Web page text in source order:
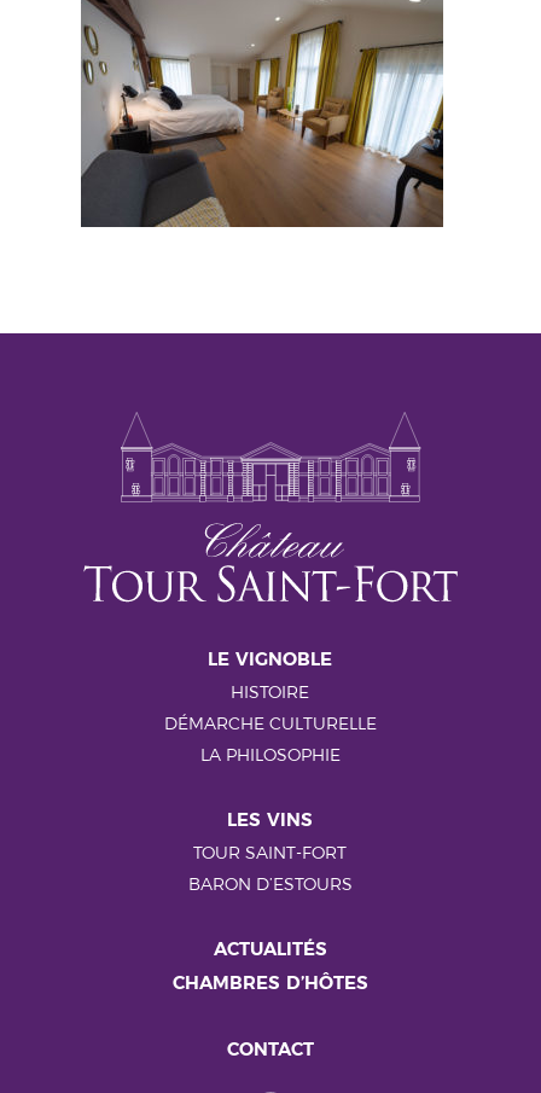
LE VIGNOBLE
HISTOIRE
DÉMARCHE CULTURELLE
LA PHILOSOPHIE
LES VINS
TOUR SAINT-FORT
BARON D’ESTOURS
ACTUALITÉS
CHAMBRES D’HÔTES
CONTACT